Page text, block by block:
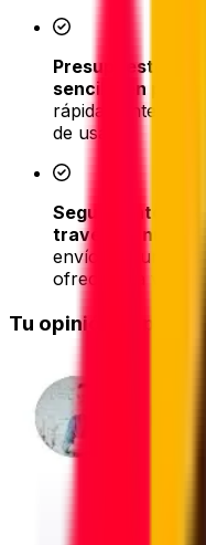
Presupuestos
sencilla en pocos
rápidamente a
de usar
Seguimiento y
través de
envíos en un
ofrece una visión
Tu opinión importa